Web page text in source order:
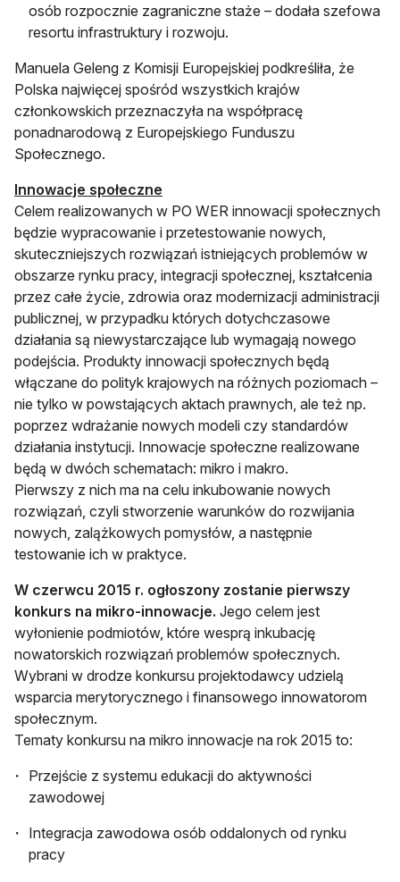
osób rozpocznie zagraniczne staże – dodała szefowa
resortu infrastruktury i rozwoju.
Manuela Geleng z Komisji Europejskiej podkreśliła, że
Polska najwięcej spośród wszystkich krajów
członkowskich przeznaczyła na współpracę
ponadnarodową z Europejskiego Funduszu
Społecznego.
Innowacje społeczne
Celem realizowanych w PO WER innowacji społecznych
będzie wypracowanie i przetestowanie nowych,
skuteczniejszych rozwiązań istniejących problemów w
obszarze rynku pracy, integracji społecznej, kształcenia
przez całe życie, zdrowia oraz modernizacji administracji
publicznej, w przypadku których dotychczasowe
działania są niewystarczające lub wymagają nowego
podejścia. Produkty innowacji społecznych będą
włączane do polityk krajowych na różnych poziomach –
nie tylko w powstających aktach prawnych, ale też np.
poprzez wdrażanie nowych modeli czy standardów
działania instytucji. Innowacje społeczne realizowane
będą w dwóch schematach: mikro i makro.
Pierwszy z nich ma na celu inkubowanie nowych
rozwiązań, czyli stworzenie warunków do rozwijania
nowych, zalążkowych pomysłów, a następnie
testowanie ich w praktyce.
W czerwcu 2015 r. ogłoszony zostanie pierwszy
konkurs na mikro-innowacje. Jego celem jest
wyłonienie podmiotów, które wesprą inkubację
nowatorskich rozwiązań problemów społecznych.
Wybrani w drodze konkursu projektodawcy udzielą
wsparcia merytorycznego i finansowego innowatorom
społecznym.
Tematy konkursu na mikro innowacje na rok 2015 to:
Przejście z systemu edukacji do aktywności
zawodowej
Integracja zawodowa osób oddalonych od rynku
pracy